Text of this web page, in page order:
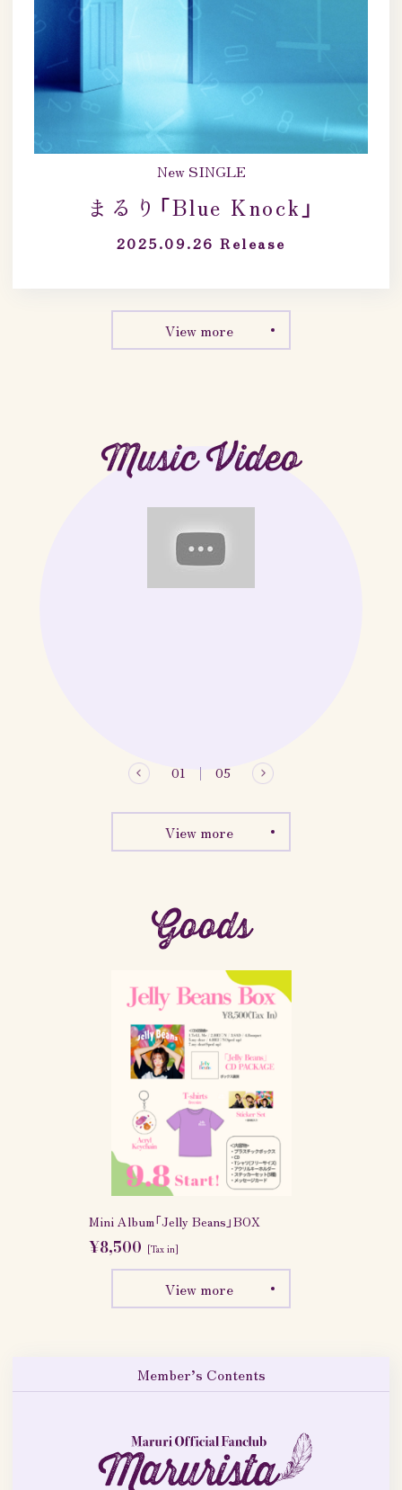
New SINGLE
まるり「Blue Knock」
2025.09.26 Release
View more
Music Video
01 05
View more
Goods
Mini Album「Jelly Beans」BOX
¥8,500 [Tax in]
View more
Member’s Contents